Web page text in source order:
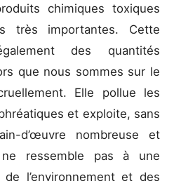
chimiques toxiques
très importantes. Cette
des quantités
que nous sommes sur le
Elle pollue les
et exploite, sans
d’œuvre nombreuse et
ressemble pas à une
l’environnement et des